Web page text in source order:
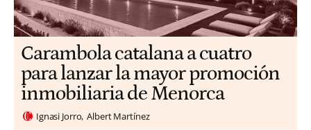
Carambola catalana a cuatro
para lanzar la mayor promoción
inmobiliaria de Menorca
Ignasi Jorro Albert Martínez